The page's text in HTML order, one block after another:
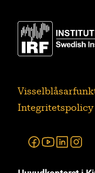
Integritetspolicy
Facebook
Youtube